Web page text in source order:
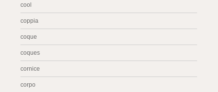
cool
coppia
coque
coques
cornice
corpo